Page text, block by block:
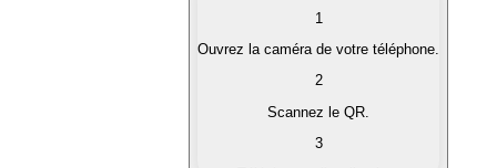
Achetez les cryptomonnaies qui vous intéressent
Convertissez vos cryptomonnaies en monnaie
1
Ouvrez la caméra de votre téléphone.
2
Scannez le QR.
3